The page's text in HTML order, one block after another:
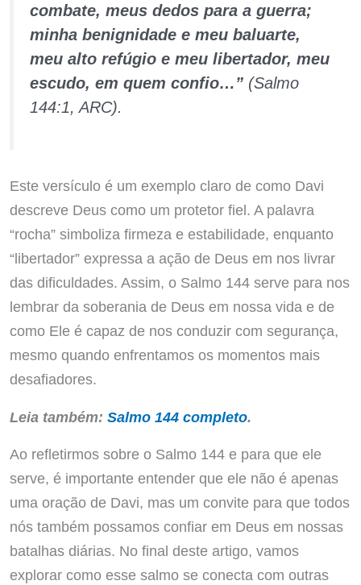
combate, meus dedos para a guerra;
minha benignidade e meu baluarte,
meu alto refúgio e meu libertador, meu
escudo, em quem confio…”(Salmo
144:1, ARC).
Este versículo é um exemplo claro de como Davi
descreve Deus como um protetor fiel. A palavra
“rocha” simboliza firmeza e estabilidade, enquanto
“libertador” expressa a ação de Deus em nos livrar
das dificuldades. Assim, o Salmo 144 serve para nos
lembrar da soberania de Deus em nossa vida e de
como Ele é capaz de nos conduzir com segurança,
mesmo quando enfrentamos os momentos mais
desafiadores.
Leia também: Salmo 144 completo.
Ao refletirmos sobre o Salmo 144 e para que ele
serve, é importante entender que ele não é apenas
uma oração de Davi, mas um convite para que todos
nós também possamos confiar em Deus em nossas
batalhas diárias. No final deste artigo, vamos
explorar como esse salmo se conecta com outras